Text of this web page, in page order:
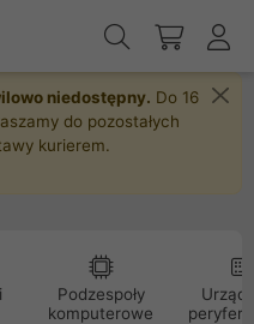
niedostępny. Do 16
do pozostałych
kurierem.
Podzespoły
komputerowe